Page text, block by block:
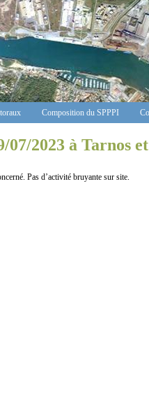
Composition du SPPPI
2023 à Tarnos
Pas d’activité bruyante sur site.